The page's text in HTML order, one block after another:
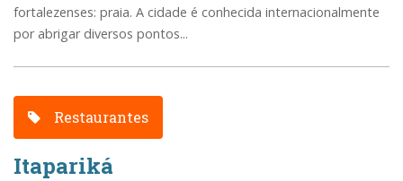
fortalezenses: praia. A cidade é conhecida internacionalmente
por abrigar diversos pontos...
Restaurantes
Itapariká